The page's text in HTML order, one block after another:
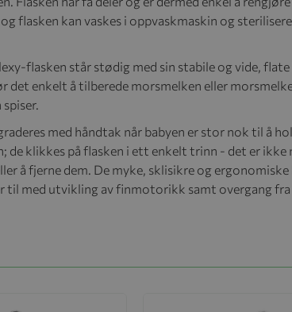
flasken kan vaskes i oppvaskmaskin og
flasken står stødig med sin stabile og vide,
det enkelt å tilberede morsmelken eller
med håndtak når babyen er stor nok til å
de klikkes på flasken i ett enkelt trinn - det er
å fjerne dem. De myke, sklisikre og
til med utvikling av finmotorikk samt overgang